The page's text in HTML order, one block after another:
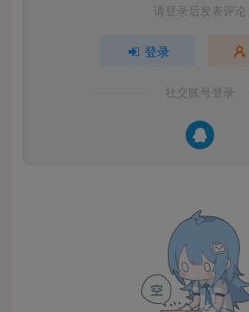
请登录后发表评论
登录
社交账号登录